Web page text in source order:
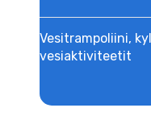
Vesitrampoliini,
vesiaktiviteetit